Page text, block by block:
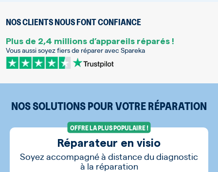
NOS CLIENTS NOUS FONT CONFIANCE
Plus de 2,4 millions d’appareils réparés !
Vous aussi soyez fiers de réparer avec Spareka
NOS SOLUTIONS POUR VOTRE RÉPARATION
OFFRE LA PLUS POPULAIRE !
Réparateur en visio
Soyez accompagné à distance du diagnostic
à la réparation